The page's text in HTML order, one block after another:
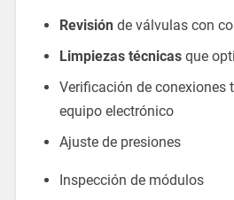
Revisiónde válvulas con
Limpiezas técnicasque
Verificación de conexiones
equipo electrónico
Ajuste de presiones
Inspección de módulos